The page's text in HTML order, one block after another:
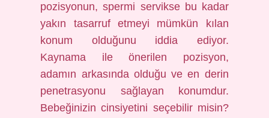
pozisyonun, spermi servikse bu kadar
yakın tasarruf etmeyi mümkün kılan
konum olduğunu iddia ediyor.
Kaynama ile önerilen pozisyon,
adamın arkasında olduğu ve en derin
penetrasyonu sağlayan konumdur.
Bebeğinizin cinsiyetini seçebilir misin?